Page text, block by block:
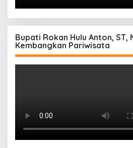
Bupati Rokan Hulu Anton, ST,
Kembangkan Pariwisata